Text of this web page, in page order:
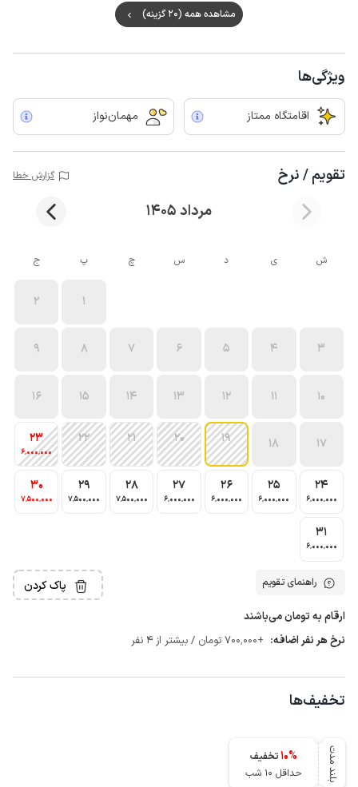
مشاهده همه (20 گزینه)
ویژگی‌ها
اقامتگاه ممتاز مهمان‌نواز
تقویم / نرخ گزارش خطا
مرداد 1405
ش ی د س چ پ ج
1
2
3
4
5
6
7
8
9
10
11
12
13
14
15
16
17
18
19
20
21
22
23
6٬000٬000
24
6٬000٬000
25
6٬000٬000
26
6٬000٬000
27
6٬000٬000
28
7٬500٬000
29
7٬500٬000
30
7٬500٬000
31
6٬000٬000
راهنمای تقویم پاک کردن
ارقام به تومان می‌باشند
نرخ هر نفر اضافه: +700٬000 تومان / بیشتر از 4 نفر
تخفیف‌ها
بلند مدت 10%
تخفیف
حداقل 10 شب